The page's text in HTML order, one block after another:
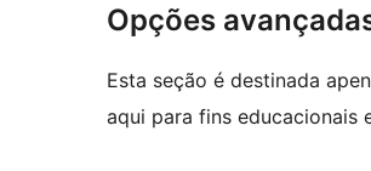
Opções
Esta seção é destinada
aqui para fins educacionais